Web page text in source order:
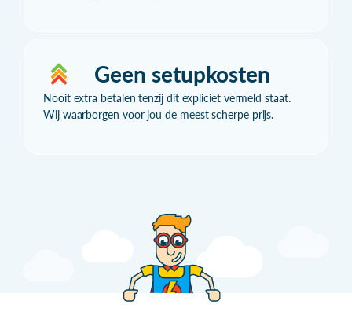
Geen setupkosten
Nooit extra betalen tenzij dit expliciet vermeld staat.
Wij waarborgen voor jou de meest scherpe prijs.